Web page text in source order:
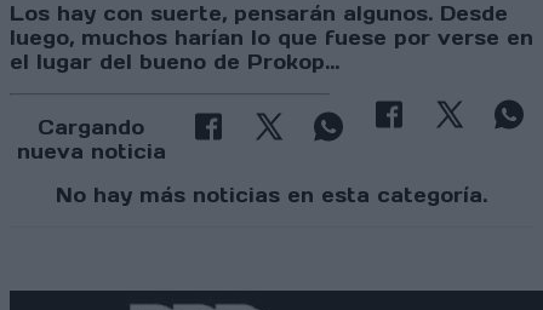
Los hay con suerte, pensarán algunos. Desde
luego, muchos harían lo que fuese por verse en
el lugar del bueno de Prokop...
Cargando
nueva noticia
No hay más noticias en esta categoría.